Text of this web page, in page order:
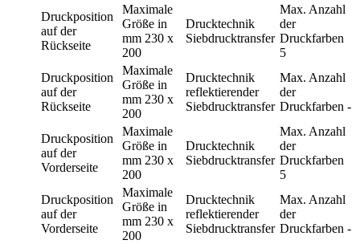
Druckposition
auf der
Rückseite
Maximale
Größe in
mm 230 x
200
Drucktechnik
Siebdrucktransfer
Max. Anzahl
der
Druckfarben
5
Druckposition
auf der
Rückseite
Maximale
Größe in
mm 230 x
200
Drucktechnik
reflektierender
Siebdrucktransfer
Max. Anzahl
der
Druckfarben -
Druckposition
auf der
Vorderseite
Maximale
Größe in
mm 230 x
200
Drucktechnik
Siebdrucktransfer
Max. Anzahl
der
Druckfarben
5
Druckposition
auf der
Vorderseite
Maximale
Größe in
mm 230 x
200
Drucktechnik
reflektierender
Siebdrucktransfer
Max. Anzahl
der
Druckfarben -